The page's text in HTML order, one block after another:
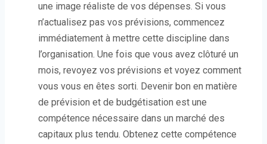
une image réaliste de vos dépenses. Si vous
n’actualisez pas vos prévisions, commencez
immédiatement à mettre cette discipline dans
l’organisation. Une fois que vous avez clôturé un
mois, revoyez vos prévisions et voyez comment
vous vous en êtes sorti. Devenir bon en matière
de prévision et de budgétisation est une
compétence nécessaire dans un marché des
capitaux plus tendu. Obtenez cette compétence